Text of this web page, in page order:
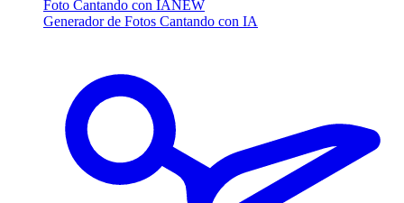
Foto Cantando con IANEW
Generador de Fotos Cantando con IA